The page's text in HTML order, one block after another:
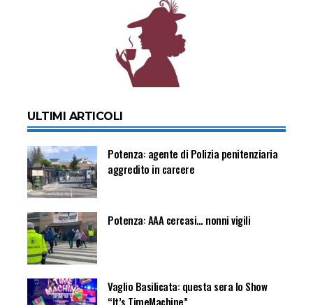
ULTIMI ARTICOLI
Potenza: agente di Polizia penitenziaria
aggredito in carcere
Potenza: AAA cercasi… nonni vigili
Vaglio Basilicata: questa sera lo Show
“It’s TimeMachine”